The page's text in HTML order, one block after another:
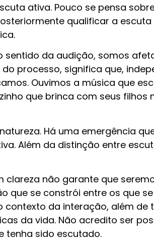
ativa. Pouco se pensa
qualificar a
sentido da audição, somos
processo, significa que,
Ouvimos a música que
que brinca com seus
Há uma emergência
Além da distinção entre
não garante que
que se constrói entre os que
da interação, além
da vida. Não acredito ser
tenha sido escutado.